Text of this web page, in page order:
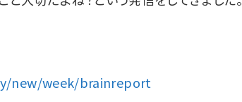
new/week/brainreport